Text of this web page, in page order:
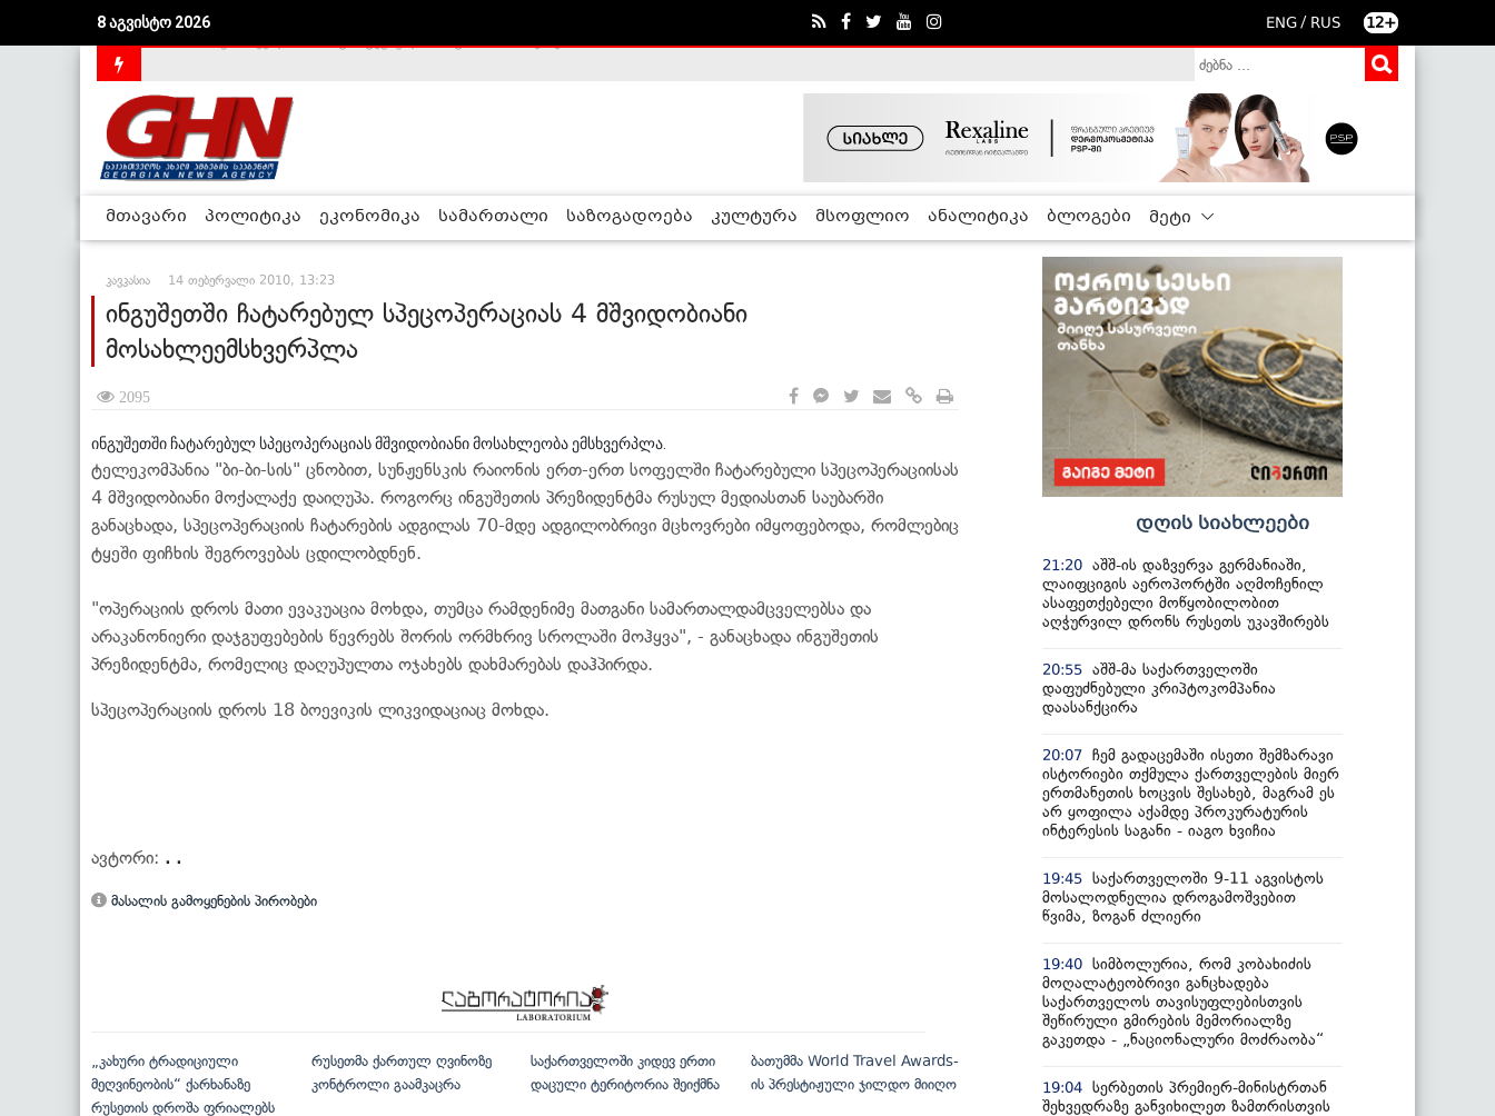
8 აგვისტო 2026 ENG / RUS 12+
მთავარი პოლიტიკა ეკონომიკა სამართალი საზოგადოება კულტურა მსოფლიო ანალიტიკა ბლოგები მეტი
კავკასია 14 თებერვალი 2010, 13:23
ინგუშეთში ჩატარებულ სპეცოპერაციას 4 მშვიდობიანი
მოსახლეემსხვერპლა
2095
ინგუშეთში ჩატარებულ სპეცოპერაციას მშვიდობიანი მოსახლეობა ემსხვერპლა.
ტელეკომპანია "ბი-ბი-სის" ცნობით, სუნჟენსკის რაიონის ერთ-ერთ სოფელში ჩატარებული სპეცოპერაციისას
4 მშვიდობიანი მოქალაქე დაიღუპა. როგორც ინგუშეთის პრეზიდენტმა რუსულ მედიასთან საუბარში
განაცხადა, სპეცოპერაციის ჩატარების ადგილას 70-მდე ადგილობრივი მცხოვრები იმყოფებოდა, რომლებიც
ტყეში ფიჩხის შეგროვებას ცდილობდნენ.
"ოპერაციის დროს მათი ევაკუაცია მოხდა, თუმცა რამდენიმე მათგანი სამართალდამცველებსა და
არაკანონიერი დაჯგუფებების წევრებს შორის ორმხრივ სროლაში მოჰყვა", - განაცხადა ინგუშეთის
პრეზიდენტმა, რომელიც დაღუპულთა ოჯახებს დახმარებას დაჰპირდა.
სპეცოპერაციის დროს 18 ბოევიკის ლიკვიდაციაც მოხდა.
ავტორი: . .
მასალის გამოყენების პირობები
„კახური ტრადიციული
მეღვინეობის“ ქარხანაზე
რუსეთის დროშა ფრიალებს
რუსეთმა ქართულ ღვინოზე
კონტროლი გაამკაცრა
საქართველოში კიდევ ერთი
დაცული ტერიტორია შეიქმნა
ბათუმმა World Travel Awards-
ის პრესტიჟული ჯილდო მიიღო
დღის სიახლეები
21:20 აშშ-ის დაზვერვა გერმანიაში,
ლაიფციგის აეროპორტში აღმოჩენილ
ასაფეთქებელი მოწყობილობით
აღჭურვილ დრონს რუსეთს უკავშირებს
20:55 აშშ-მა საქართველოში
დაფუძნებული კრიპტოკომპანია
დაასანქცირა
20:07 ჩემ გადაცემაში ისეთი შემზარავი
ისტორიები თქმულა ქართველების მიერ
ერთმანეთის ხოცვის შესახებ, მაგრამ ეს
არ ყოფილა აქამდე პროკურატურის
ინტერესის საგანი - იაგო ხვიჩია
19:45 საქართველოში 9-11 აგვისტოს
მოსალოდნელია დროგამოშვებით
წვიმა, ზოგან ძლიერი
19:40 სიმბოლურია, რომ კობახიძის
მოღალატეობრივი განცხადება
საქართველოს თავისუფლებისთვის
შეწირული გმირების მემორიალზე
გაკეთდა - „ნაციონალური მოძრაობა“
19:04 სერბეთის პრემიერ-მინისტრთან
შეხვედრაზე განვიხილეთ ზამთრისთვის